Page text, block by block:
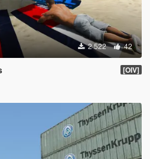
2 522 42
[OIV]